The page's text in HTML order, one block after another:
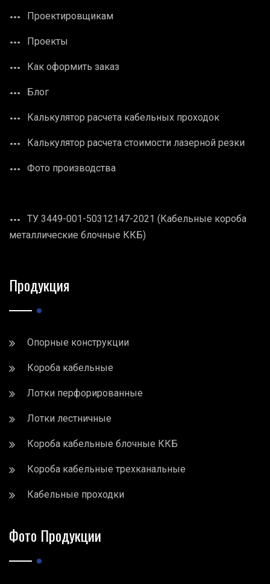
Проектировщикам
Проекты
Как оформить заказ
Блог
Калькулятор расчета кабельных проходок
Калькулятор расчета стоимости лазерной резки
Фото производства
ТУ 3449-001-50312147-2021 (Кабельные короба
металлические блочные ККБ)
Продукция
Опорные конструкции
Короба кабельные
Лотки перфорированные
Лотки лестничные
Короба кабельные блочные ККБ
Короба кабельные трехканальные
Кабельные проходки
Фото Продукции